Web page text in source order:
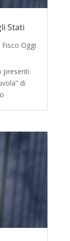
Stati
Fisco Oggi
presenti
di